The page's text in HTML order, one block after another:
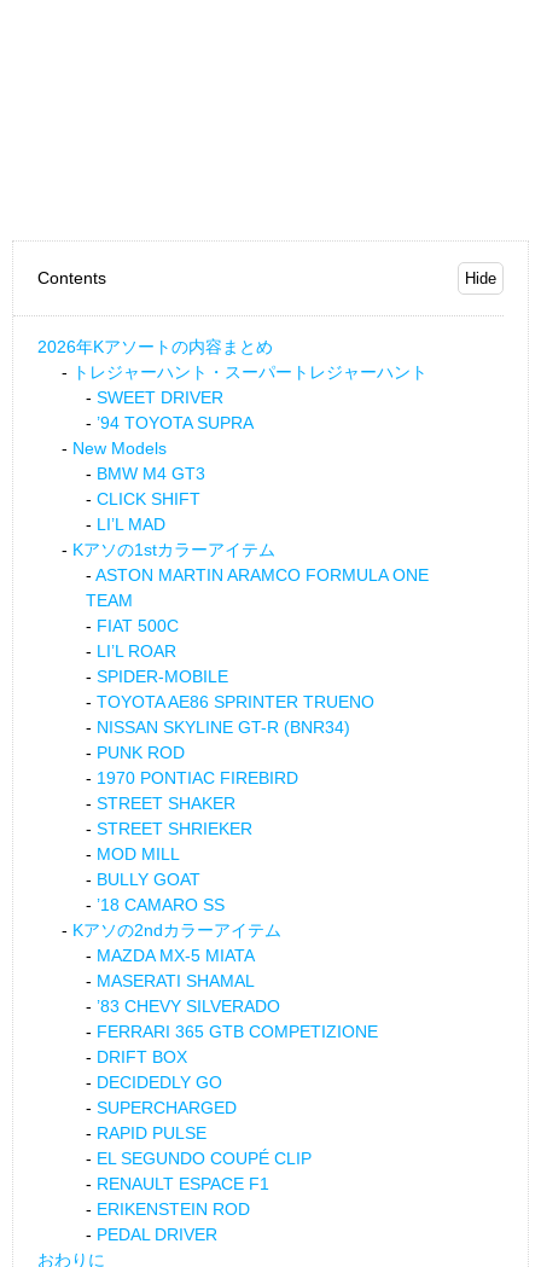
Contents
2026年Kアソートの内容まとめ
トレジャーハント・スーパートレジャーハント
SWEET DRIVER
’94 TOYOTA SUPRA
New Models
BMW M4 GT3
CLICK SHIFT
LI’L MAD
Kアソの1stカラーアイテム
ASTON MARTIN ARAMCO FORMULA ONE
TEAM
FIAT 500C
LI’L ROAR
SPIDER-MOBILE
TOYOTA AE86 SPRINTER TRUENO
NISSAN SKYLINE GT-R (BNR34)
PUNK ROD
1970 PONTIAC FIREBIRD
STREET SHAKER
STREET SHRIEKER
MOD MILL
BULLY GOAT
’18 CAMARO SS
Kアソの2ndカラーアイテム
MAZDA MX-5 MIATA
MASERATI SHAMAL
’83 CHEVY SILVERADO
FERRARI 365 GTB COMPETIZIONE
DRIFT BOX
DECIDEDLY GO
SUPERCHARGED
RAPID PULSE
EL SEGUNDO COUPÉ CLIP
RENAULT ESPACE F1
ERIKENSTEIN ROD
PEDAL DRIVER
おわりに